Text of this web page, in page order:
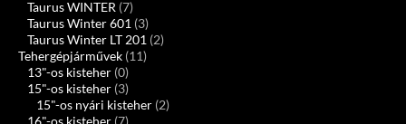
Taurus WINTER (7)
Taurus Winter 601 (3)
Taurus Winter LT 201 (2)
Tehergépjárművek (11)
13"-os kisteher (0)
15"-os kisteher (3)
15"-os nyári kisteher (2)